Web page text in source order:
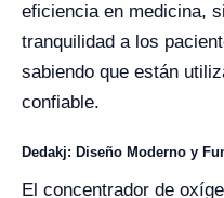
eficiencia en medicina,
tranquilidad a los
sabiendo que están
confiable.
Dedakj: Diseño Moderno y
El concentrador de